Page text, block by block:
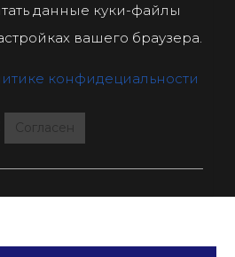
данные куки-файлы
вашего браузера.
конфидециальности
Согласен